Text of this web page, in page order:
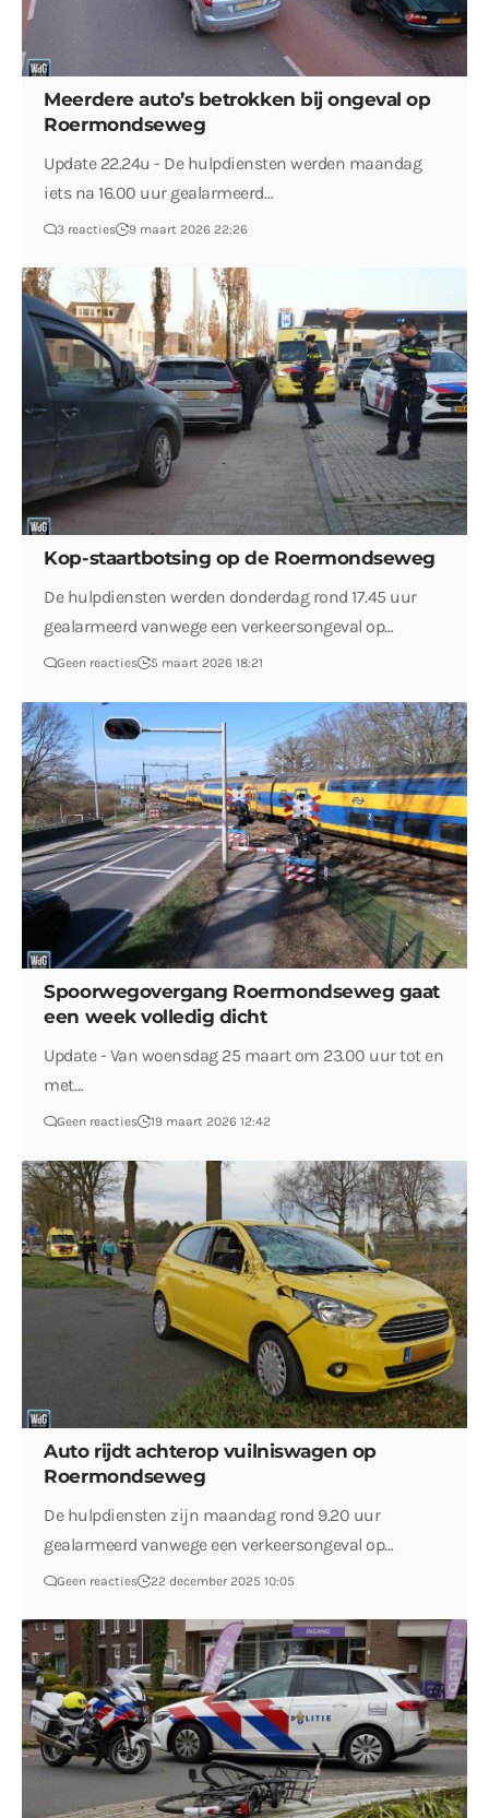
Meerdere auto’s betrokken bij ongeval op
Roermondseweg
Update 22.24u - De hulpdiensten werden maandag
iets na 16.00 uur gealarmeerd…
3 reacties 9 maart 2026 22:26
Kop-staartbotsing op de Roermondseweg
De hulpdiensten werden donderdag rond 17.45 uur
gealarmeerd vanwege een verkeersongeval op…
Geen reacties 5 maart 2026 18:21
Spoorwegovergang Roermondseweg gaat
een week volledig dicht
Update - Van woensdag 25 maart om 23.00 uur tot en
met…
Geen reacties 19 maart 2026 12:42
Auto rijdt achterop vuilniswagen op
Roermondseweg
De hulpdiensten zijn maandag rond 9.20 uur
gealarmeerd vanwege een verkeersongeval op…
Geen reacties 22 december 2025 10:05